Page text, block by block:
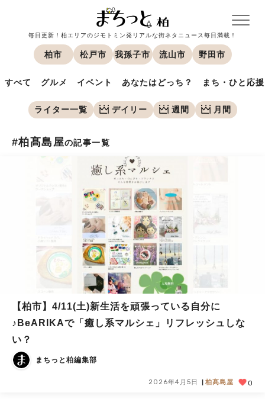
毎日更新！柏エリアのジモトミン発リアルな街ネタニュース毎日満載！
柏市 松戸市 我孫子市 流山市 野田市
すべて グルメ イベント あなたはどっち？ まち・ひと応援
ライター一覧 デイリー 週間 月間
#柏髙島屋の記事一覧
【柏市】4/11(土)新生活を頑張っている自分に
♪BeARIKAで「癒し系マルシェ」リフレッシュしな
い？
まちっと柏編集部
2026年4月5日 柏髙島屋 0